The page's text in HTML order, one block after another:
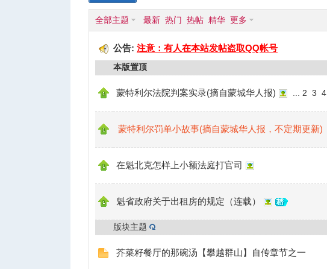
华
全部主题 最新 热门 热帖 精华 更多
公告: 注意：有人在本站发帖盗取QQ帐号
本版置顶
蒙特利尔法院判案实录(摘自蒙城华人报) 2 3 4
蒙特利尔罚单小故事(摘自蒙城华人报，不定期更新)
在魁北克怎样上小额法庭打官司
魁省政府关于出租房的规定（连载）
版块主题
芥菜籽餐厅的那碗汤【攀越群山】自传章节之一